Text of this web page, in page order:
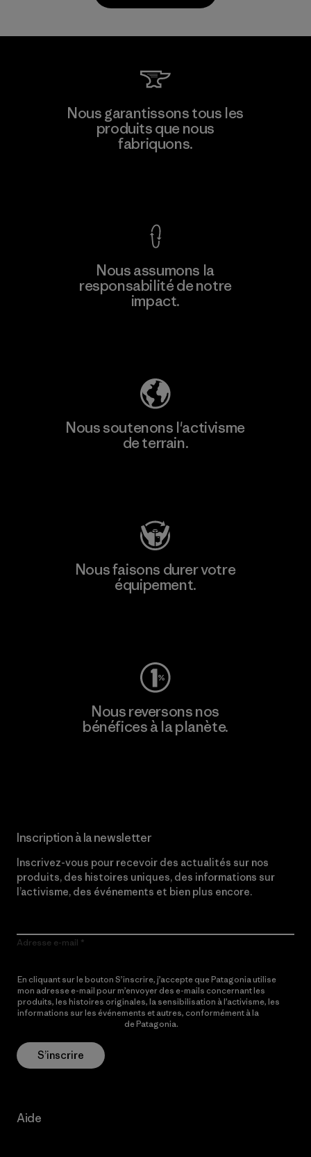
MAS Arya 2
Nous garantissons tous les
produits que nous
fabriquons.
Nous assumons la
responsabilité de notre
impact.
Nous soutenons l'activisme
de terrain.
Nous faisons durer votre
équipement.
Nous reversons nos
bénéfices à la planète.
Inscription à la newsletter
Inscrivez-vous pour recevoir des actualités sur nos
produits, des histoires uniques, des informations sur
l’activisme, des événements et bien plus encore.
Adresse e-mail
En cliquant sur le bouton S’inscrire, j’accepte que Patagonia utilise
mon adresse e-mail pour m’envoyer des e-mails concernant les
produits, les histoires originales, la sensibilisation à l’activisme, les
informations sur les événements et autres, conformément à la
de Patagonia.
S’inscrire
Aide